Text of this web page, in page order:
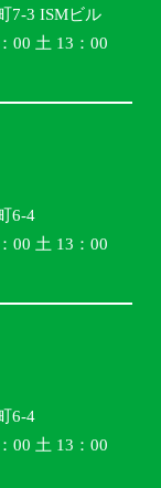
7-3 ISMビル
00 土 13：00
6-4
00 土 13：00
6-4
00 土 13：00